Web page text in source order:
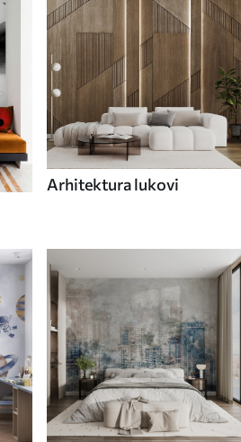
Arhitektura lukovi